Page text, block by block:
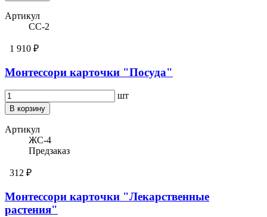
Артикул
СС-2
1 910 ₽
Монтессори карточки "Посуда"
шт
В корзину
Артикул
ЖС-4
Предзаказ
312 ₽
Монтессори карточки "Лекарственные
растения"